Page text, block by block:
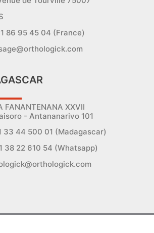
86 95 45 04 (France)
FANANTENANA XXVII
- Antananarivo 101
33 44 500 01 (Madagascar)
38 22 610 54 (Whatsapp)